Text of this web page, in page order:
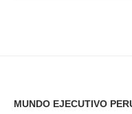
MUNDO EJECUTIVO